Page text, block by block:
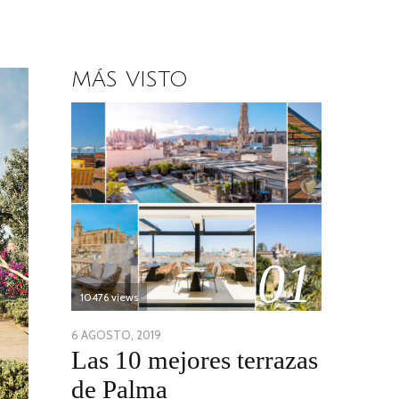
MÁS VISTO
01
10476 views
POSTED
ON
6 AGOSTO, 2019
AGOSTO,
2019
Las 10 mejores terrazas
de Palma